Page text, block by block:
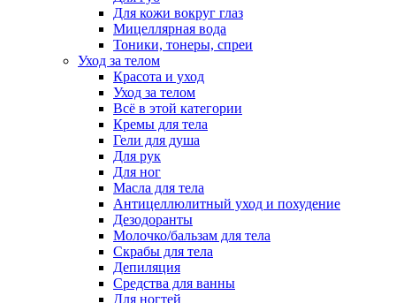
Для кожи вокруг глаз
Мицеллярная вода
Тоники, тонеры, спреи
Уход за телом
Красота и уход
Уход за телом
Всё в этой категории
Кремы для тела
Гели для душа
Для рук
Для ног
Масла для тела
Антицеллюлитный уход и похудение
Дезодоранты
Молочко/бальзам для тела
Скрабы для тела
Депиляция
Средства для ванны
Для ногтей